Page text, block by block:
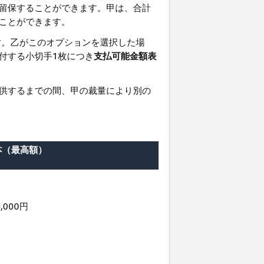
保することができます。甲は、合計
ができます。
乙がこのオプションを選択した場
する小切手1枚につき支払可能金額表
するまでの間、甲の裁量により別の
最高額）
円